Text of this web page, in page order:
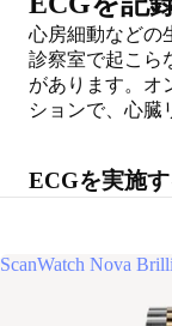
心房細動などの
診察室で起こら
があります。オ
ションで、心臓
ECGを実施
ScanWatch Nova